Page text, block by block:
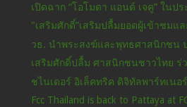
เปิดฉาก “โอโมดา แอนด์ เจคู” ในป
"เสริมศักดิ์”เสริมปลื้มยอดผู้เข้าชมแ
วธ. นำพระสงฆ์และพุทธศาสนิกชน
เสริมศักดิ์ปลื้ม ศาสนิกชนชาวไทย ร่
ชไนเดอร์ อิเล็คทริค ดิจิทัลพาร์ทเนอ
Fcc Thailand is back to Pattaya at